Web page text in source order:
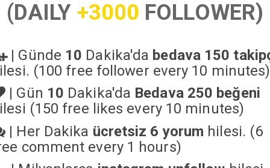
(DAILY +3000 FOLLOWER)
| Günde 10 Dakika'da bedava 150
(100 free follower every 10 minutes)
| Gün 10 Dakika'da Bedava 250 beğeni
(150 free likes every 10 minutes)
| Her Dakika ücretsiz 6 yorum hilesi. (6
comment every 1 hours)